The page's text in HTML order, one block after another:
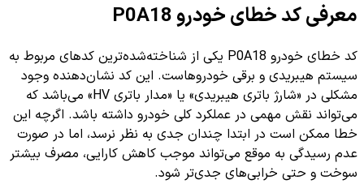
معرفی کد خطای خودرو P0A18
کد خطای خودرو P0A18 یکی از شناخته‌شده‌ترین کدهای مربوط به
سیستم هیبریدی و برقی خودروهاست. این کد نشان‌دهنده وجود
مشکلی در «شارژ باتری هیبریدی» یا «مدار باتری HV» می‌باشد که
می‌تواند نقش مهمی در عملکرد کلی خودرو داشته باشد. اگرچه این
خطا ممکن است در ابتدا چندان جدی به نظر نرسد، اما در صورت
عدم رسیدگی به موقع می‌تواند موجب کاهش کارایی، مصرف بیشتر
سوخت و حتی خرابی‌های جدی‌تر شود.